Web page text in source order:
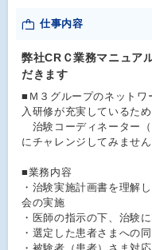
仕事内容
弊社CRＣ業務マニュア
だきます
■Ｍ３グループのネットワ
入研修が充実しているため
治験コーディネーター
にチャレンジしてみません
■業務内容
・治験実施計画書を理解
会の実施
・医師の指示の下、治験
・選定した患者さまへの